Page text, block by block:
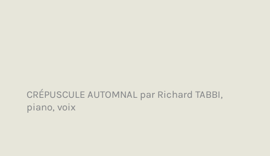
CRÉPUSCULE AUTOMNAL par Richard TABBI,
piano, voix